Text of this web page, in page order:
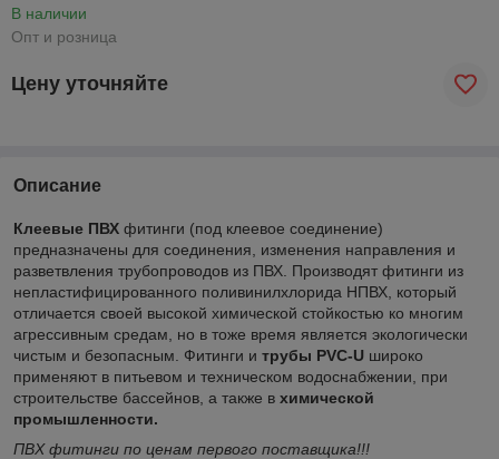
В наличии
Опт и розница
Цену уточняйте
Описание
Клеевые ПВХ фитинги (под клеевое соединение)
предназначены для соединения, изменения направления и
разветвления трубопроводов из ПВХ. Производят фитинги из
непластифицированного поливинилхлорида НПВХ, который
отличается своей высокой химической стойкостью ко многим
агрессивным средам, но в тоже время является экологически
чистым и безопасным. Фитинги и трубы PVC-U широко
применяют в питьевом и техническом водоснабжении, при
строительстве бассейнов, а также в химической
промышленности.
ПВХ фитинги по ценам первого поставщика!!!